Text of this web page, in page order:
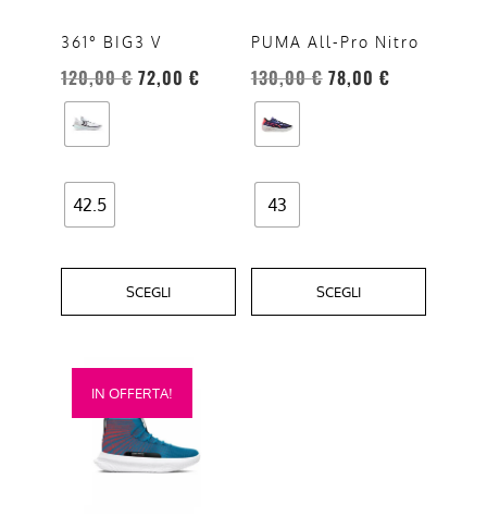
361° BIG3 V
120,00€ 72,00 €
42.5
SCEGLI
opzioni
essere
scelte
nella
del
prodotto
PUMA All-Pro Nitro
130,00€ 78,00 €
43
SCEGLI
opzioni
essere
scelte
nella
del
prodotto
IN OFFERTA!
Questo
prodotto